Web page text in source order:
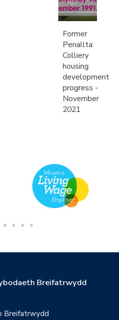
Former
Penallta
Colliery
housing
development
progress -
November
2021
Breifatrwydd
Breifatrwydd